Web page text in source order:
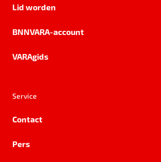
Lid worden
BNNVARA-account
VARAgids
Service
Contact
Pers